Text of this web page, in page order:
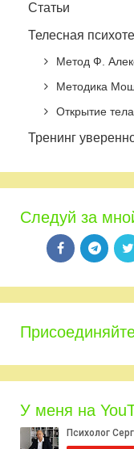
Статьи
Телесная
Метод Ф.
Методика
Открытие тела
Тренинг
Следуй за
У меня на